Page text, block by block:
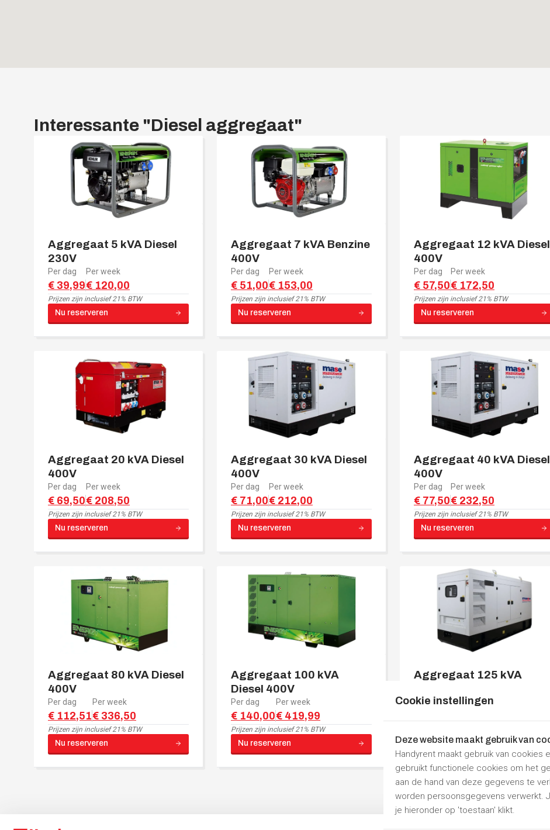
Interessante "Diesel aggregaat"
Aggregaat 5 kVA Diesel
230V
Per dag
€ 39,99
Per week
€ 120,00
Prijzen zijn inclusief 21% BTW
Nu reserveren
Aggregaat 7 kVA Benzine
400V
Per dag
€ 51,00
Per week
€ 153,00
Prijzen zijn inclusief 21% BTW
Nu reserveren
Aggregaat 12 kVA Diesel
400V
Per dag
€ 57,50
Per week
€ 172,50
Prijzen zijn inclusief 21% BTW
Nu reserveren
Aggregaat 20 kVA Diesel
400V
Per dag
€ 69,50
Per week
€ 208,50
Prijzen zijn inclusief 21% BTW
Nu reserveren
Aggregaat 30 kVA Diesel
400V
Per dag
€ 71,00
Per week
€ 212,00
Prijzen zijn inclusief 21% BTW
Nu reserveren
Aggregaat 40 kVA Diesel
400V
Per dag
€ 77,50
Per week
€ 232,50
Prijzen zijn inclusief 21% BTW
Nu reserveren
Aggregaat 80 kVA Diesel
400V
Per dag
€ 112,51
Per week
€ 336,50
Prijzen zijn inclusief 21% BTW
Nu reserveren
Aggregaat 100 kVA
Diesel 400V
Per dag
€ 140,00
Per week
€ 419,99
Prijzen zijn inclusief 21% BTW
Nu reserveren
Aggregaat 125 kVA
Per dag Per week
Nu reserveren
Cookie instellingen
Deze website maakt gebruik van
Handyrent maakt gebruik van cookies
gebruikt functionele cookies om het
aan de hand van deze gegevens te
worden persoonsgegevens verwerkt.
je hieronder op 'toestaan' klikt.